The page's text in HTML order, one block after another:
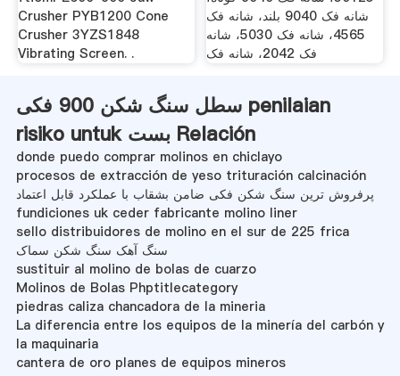
Crusher PYB1200 Cone
Crusher 3YZS1848
Vibrating Screen. .
شانه فک 9040 بلند، شانه فک
4565، شانه فک 5030، شانه
فک 2042، شانه فک
سطل سنگ شکن 900 فکی penilaian
risiko untuk بست Relación
donde puedo comprar molinos en chiclayo
procesos de extracción de yeso trituración calcinación
پرفروش ترین سنگ شکن فکی ضامن بشقاب با عملکرد قابل اعتماد
fundiciones uk ceder fabricante molino liner
sello distribuidores de molino en el sur de 225 frica
سنگ آهک سنگ شکن سماک
sustituir al molino de bolas de cuarzo
Molinos de Bolas Phptitlecategory
piedras caliza chancadora de la mineria
La diferencia entre los equipos de la minería del carbón y
la maquinaria
cantera de oro planes de equipos mineros